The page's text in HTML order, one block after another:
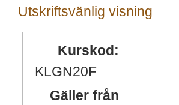
Utskriftsvänlig visning
Kurskod:
KLGN20F
Gäller från